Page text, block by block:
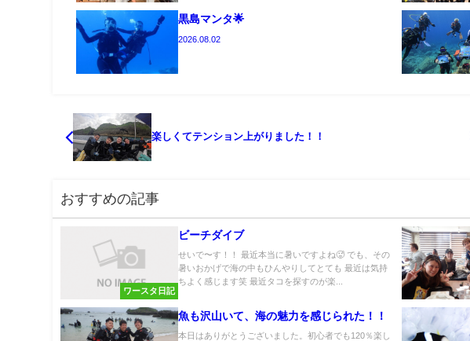
黒島マンタ🌟
2026.08.02
楽しくてテンション上がりました！！
おすすめの記事
ワースタ日記
ビーチダイブ
せいで〜す！！ 最近本当に暑いですよね🥵 でも、その
暑いおかげで海の中もひんやりしてとても 最近は気持
ちよく感じます笑 最近タコを探すのが楽...
魚も沢山いて、海の魅力を感じられた！！
本日はありがとうございました。初心者でも120％楽し